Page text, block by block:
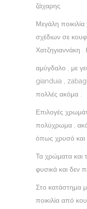
ζάχαρης
Μεγάλη
σχέδιων σε
Χατζηγιαννάκη
αμύγδαλο , με
gianduia ,
πολλές ακόμα .
Επιλογές
πολύχρωμα ,
όπως χρυσό και
Τα χρώματα και
φυσικά και δεν
Στο κατάστημα
ποικιλία από